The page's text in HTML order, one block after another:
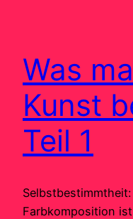
Was
Kunst
Teil 1
Farbkomposition